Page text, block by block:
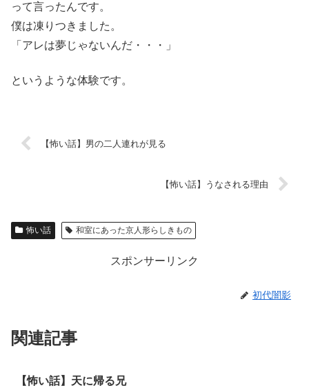
って言ったんです。
僕は凍りつきました。
「アレは夢じゃないんだ・・・」
というような体験です。
【怖い話】男の二人連れが見る
【怖い話】うなされる理由
怖い話 和室にあった京人形らしきもの
スポンサーリンク
初代闇影
関連記事
【怖い話】天に帰る兄